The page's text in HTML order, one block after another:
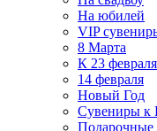
На юбилей
VIP
8 Марта
К 23 февраля
14 февраля
Новый Год
Сувениры к
Подарочные